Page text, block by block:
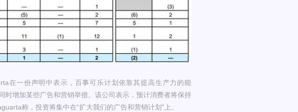
在一份声明中表示，百事可乐计划依靠其提高生产力的能
时增加某些广告和营销举措。该公司表示，预计消费者将保持
称，投资将集中在“扩大我们的广告和营销计划”上。